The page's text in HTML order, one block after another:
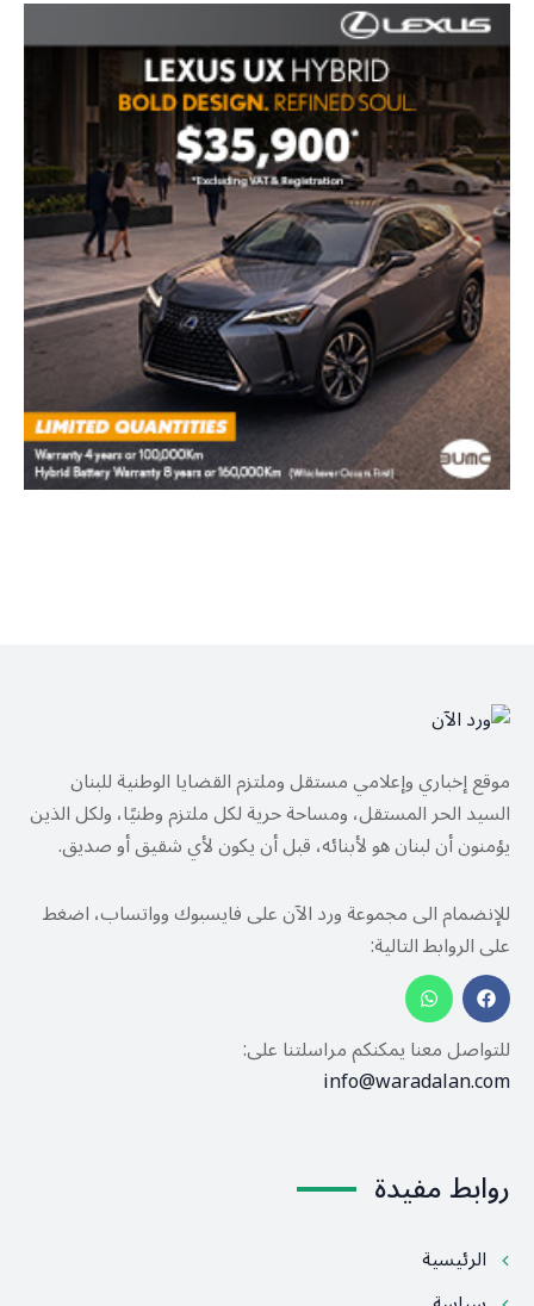
موقع إخباري وإعلامي مستقل وملتزم القضايا الوطنية للبنان
السيد الحر المستقل، ومساحة حرية لكل ملتزم وطنيًا، ولكل الذين
يؤمنون أن لبنان هو لأبنائه، قبل أن يكون لأي شقيق أو صديق.
للإنضمام الى مجموعة ورد الآن على فايسبوك وواتساب، اضغط
على الروابط التالية:
للتواصل معنا يمكنكم مراسلتنا على:
info@waradalan.com
روابط مفيدة
الرئيسية